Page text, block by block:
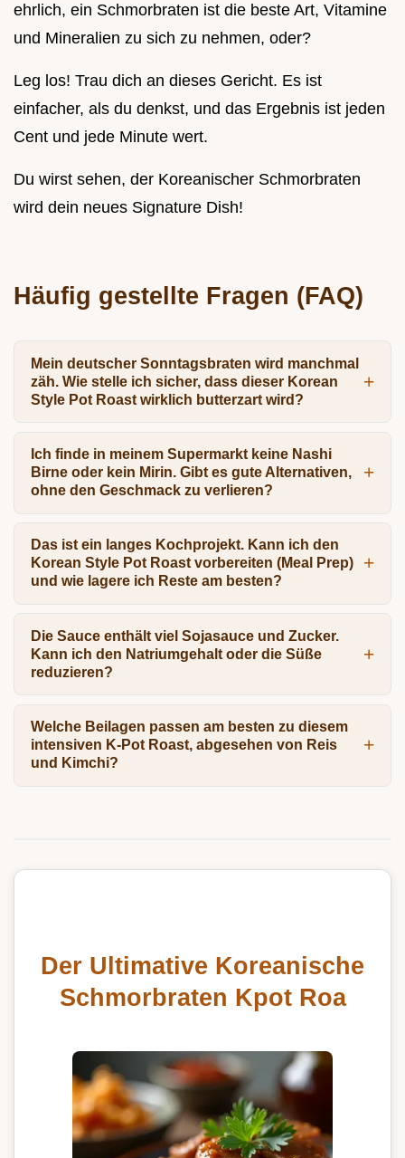
ehrlich, ein Schmorbraten ist die beste Art, Vitamine
und Mineralien zu sich zu nehmen, oder?
Leg los! Trau dich an dieses Gericht. Es ist
einfacher, als du denkst, und das Ergebnis ist jeden
Cent und jede Minute wert.
Du wirst sehen, der Koreanischer Schmorbraten
wird dein neues Signature Dish!
Häufig gestellte Fragen (FAQ)
Mein deutscher Sonntagsbraten wird manchmal
zäh. Wie stelle ich sicher, dass dieser Korean
Style Pot Roast wirklich butterzart wird?
Ich finde in meinem Supermarkt keine Nashi
Birne oder kein Mirin. Gibt es gute Alternativen,
ohne den Geschmack zu verlieren?
Das ist ein langes Kochprojekt. Kann ich den
Korean Style Pot Roast vorbereiten (Meal Prep)
und wie lagere ich Reste am besten?
Die Sauce enthält viel Sojasauce und Zucker.
Kann ich den Natriumgehalt oder die Süße
reduzieren?
Welche Beilagen passen am besten zu diesem
intensiven K-Pot Roast, abgesehen von Reis
und Kimchi?
Der Ultimative Koreanische
Schmorbraten Kpot Roa